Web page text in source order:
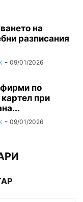
на
разписания
- 09/01/2026
по
при
- 09/01/2026